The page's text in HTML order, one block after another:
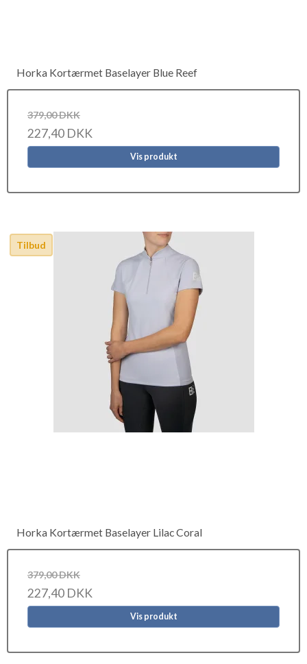
Horka Kortærmet Baselayer Blue Reef
379,00 DKK
227,40 DKK
Vis produkt
Tilbud
Horka Kortærmet Baselayer Lilac Coral
379,00 DKK
227,40 DKK
Vis produkt